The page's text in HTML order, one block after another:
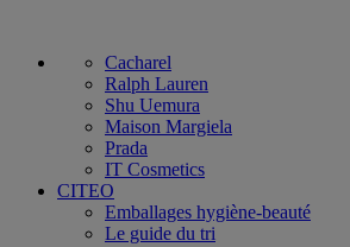
Cacharel
Ralph Lauren
Shu Uemura
Maison Margiela
Prada
IT Cosmetics
CITEO
Emballages hygiène-beauté
Le guide du tri